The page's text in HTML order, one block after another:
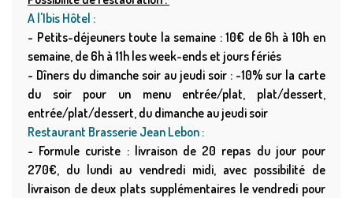
A l'Ibis Hôtel :
- Petits-déjeuners toute la semaine : 10€ de 6h à 10h en
semaine, de 6h à 11h les week-ends et jours fériés
- Dîners du dimanche soir au jeudi soir : -10% sur la carte
du soir pour un menu entrée/plat, plat/dessert,
entrée/plat/dessert, du dimanche au jeudi soir
Restaurant Brasserie Jean Lebon :
- Formule curiste : livraison de 20 repas du jour pour
270€, du lundi au vendredi midi, avec possibilité de
livraison de deux plats supplémentaires le vendredi pour